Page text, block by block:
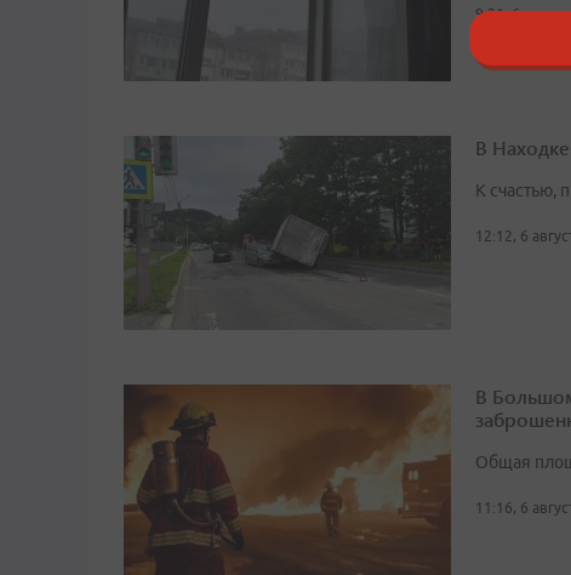
9:21, 6
В
К счастью,
12:12, 6
В
Общая
11:16, 6